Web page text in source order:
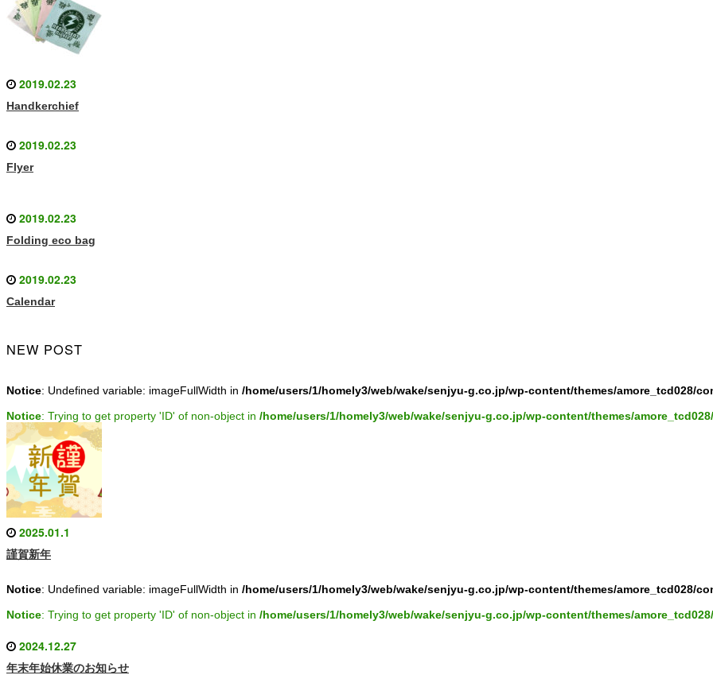
2019.02.23
Handkerchief
2019.02.23
Flyer
2019.02.23
Folding eco bag
2019.02.23
Calendar
NEW POST
Notice: Undefined variable: imageFullWidth in /home/users/1/homely3/web/wake/senjyu-g.co.jp/wp-content/themes/amore_tcd028/
Notice: Trying to get property 'ID' of non-object in /home/users/1/homely3/web/wake/senjyu-g.co.jp/wp-content/themes/
2025.01.1
謹賀新年
Notice: Undefined variable: imageFullWidth in /home/users/1/homely3/web/wake/senjyu-g.co.jp/wp-content/themes/amore_tcd028/
Notice: Trying to get property 'ID' of non-object in /home/users/1/homely3/web/wake/senjyu-g.co.jp/wp-content/themes/
2024.12.27
年末年始休業のお知らせ